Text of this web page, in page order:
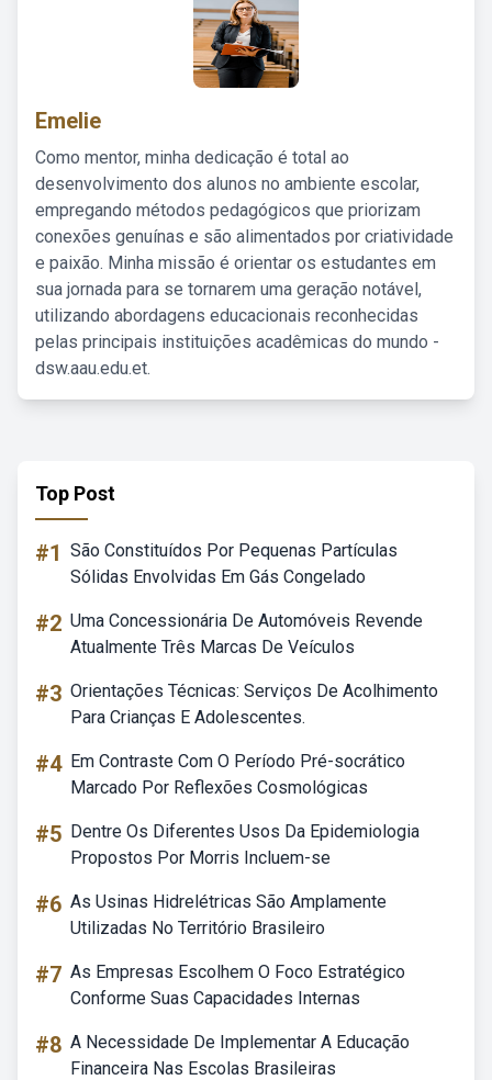
Emelie
Como mentor, minha dedicação é total ao
desenvolvimento dos alunos no ambiente escolar,
empregando métodos pedagógicos que priorizam
conexões genuínas e são alimentados por criatividade
e paixão. Minha missão é orientar os estudantes em
sua jornada para se tornarem uma geração notável,
utilizando abordagens educacionais reconhecidas
pelas principais instituições acadêmicas do mundo -
dsw.aau.edu.et.
Top Post
#1 São Constituídos Por Pequenas Partículas
Sólidas Envolvidas Em Gás Congelado
#2 Uma Concessionária De Automóveis Revende
Atualmente Três Marcas De Veículos
#3 Orientações Técnicas: Serviços De Acolhimento
Para Crianças E Adolescentes.
#4 Em Contraste Com O Período Pré-socrático
Marcado Por Reflexões Cosmológicas
#5 Dentre Os Diferentes Usos Da Epidemiologia
Propostos Por Morris Incluem-se
#6 As Usinas Hidrelétricas São Amplamente
Utilizadas No Território Brasileiro
#7 As Empresas Escolhem O Foco Estratégico
Conforme Suas Capacidades Internas
#8 A Necessidade De Implementar A Educação
Financeira Nas Escolas Brasileiras